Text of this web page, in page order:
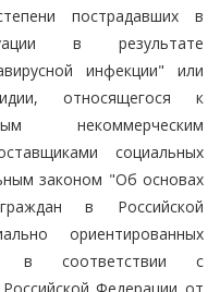
пострадавших в
в результате
инфекции" или
относящегося к
некоммерческим
социальных
законом "Об основах
в Российской
ориентированных
в соответствии с